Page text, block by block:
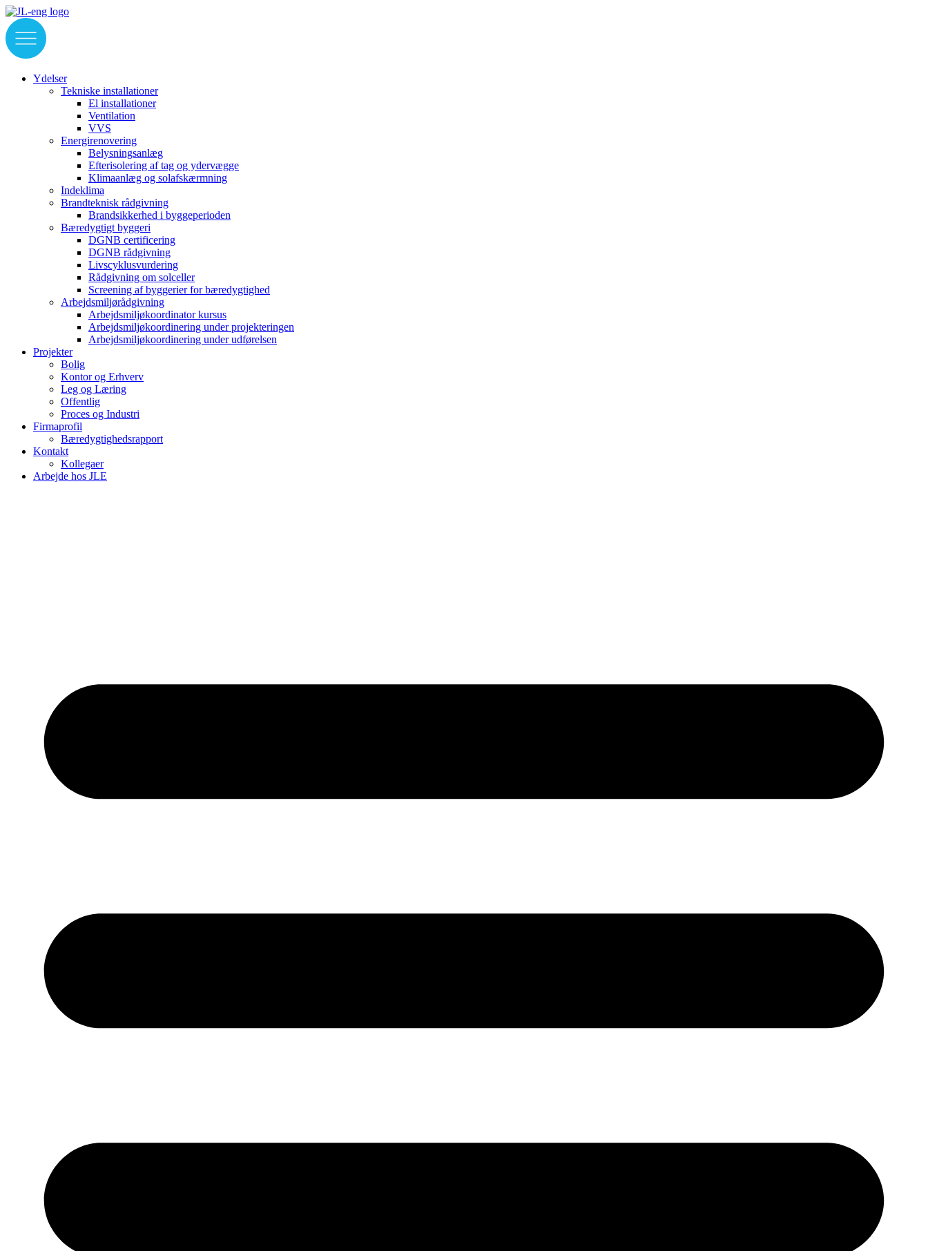
Videre
til
indhold
Ydelser
Tekniske installationer
El installationer
Ventilation
VVS
Energirenovering
Belysningsanlæg
Efterisolering af tag og ydervægge
Klimaanlæg og solafskærmning
Indeklima
Brandteknisk rådgivning
Brandsikkerhed i byggeperioden
Bæredygtigt byggeri
DGNB certificering
DGNB rådgivning
Livscyklusvurdering
Rådgivning om solceller
Screening af byggerier for bæredygtighed
Arbejdsmiljørådgivning
Arbejdsmiljøkoordinator kursus
Arbejdsmiljøkoordinering under projekteringen
Arbejdsmiljøkoordinering under udførelsen
Projekter
Bolig
Kontor og Erhverv
Leg og Læring
Offentlig
Proces og Industri
Firmaprofil
Bæredygtighedsrapport
Kontakt
Kollegaer
Arbejde hos JLE